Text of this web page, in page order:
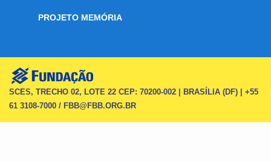
PROJETO MEMÓRIA
SCES, TRECHO 02, LOTE 22 CEP: 70200-002 | BRASÍLIA (DF) | +55
61 3108-7000 / FBB@FBB.ORG.BR